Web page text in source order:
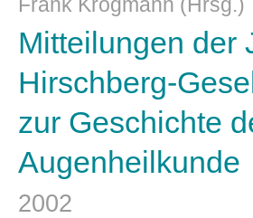
Mitteilungen der
Hirschberg-
zur Geschichte
Augenheilkunde
2002